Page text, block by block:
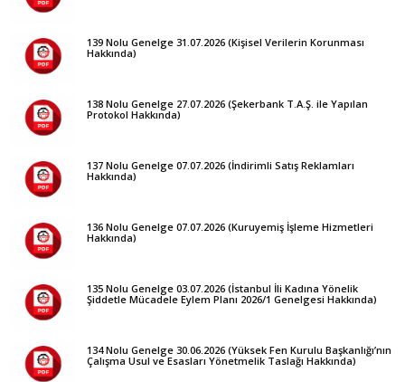
139 Nolu Genelge 31.07.2026 (Kişisel Verilerin Korunması
Hakkında)
138 Nolu Genelge 27.07.2026 (Şekerbank T.A.Ş. ile Yapılan
Protokol Hakkında)
137 Nolu Genelge 07.07.2026 (İndirimli Satış Reklamları
Hakkında)
136 Nolu Genelge 07.07.2026 (Kuruyemiş İşleme Hizmetleri
Hakkında)
135 Nolu Genelge 03.07.2026 (İstanbul İli Kadına Yönelik
Şiddetle Mücadele Eylem Planı 2026/1 Genelgesi Hakkında)
134 Nolu Genelge 30.06.2026 (Yüksek Fen Kurulu Başkanlığı’nın
Çalışma Usul ve Esasları Yönetmelik Taslağı Hakkında)